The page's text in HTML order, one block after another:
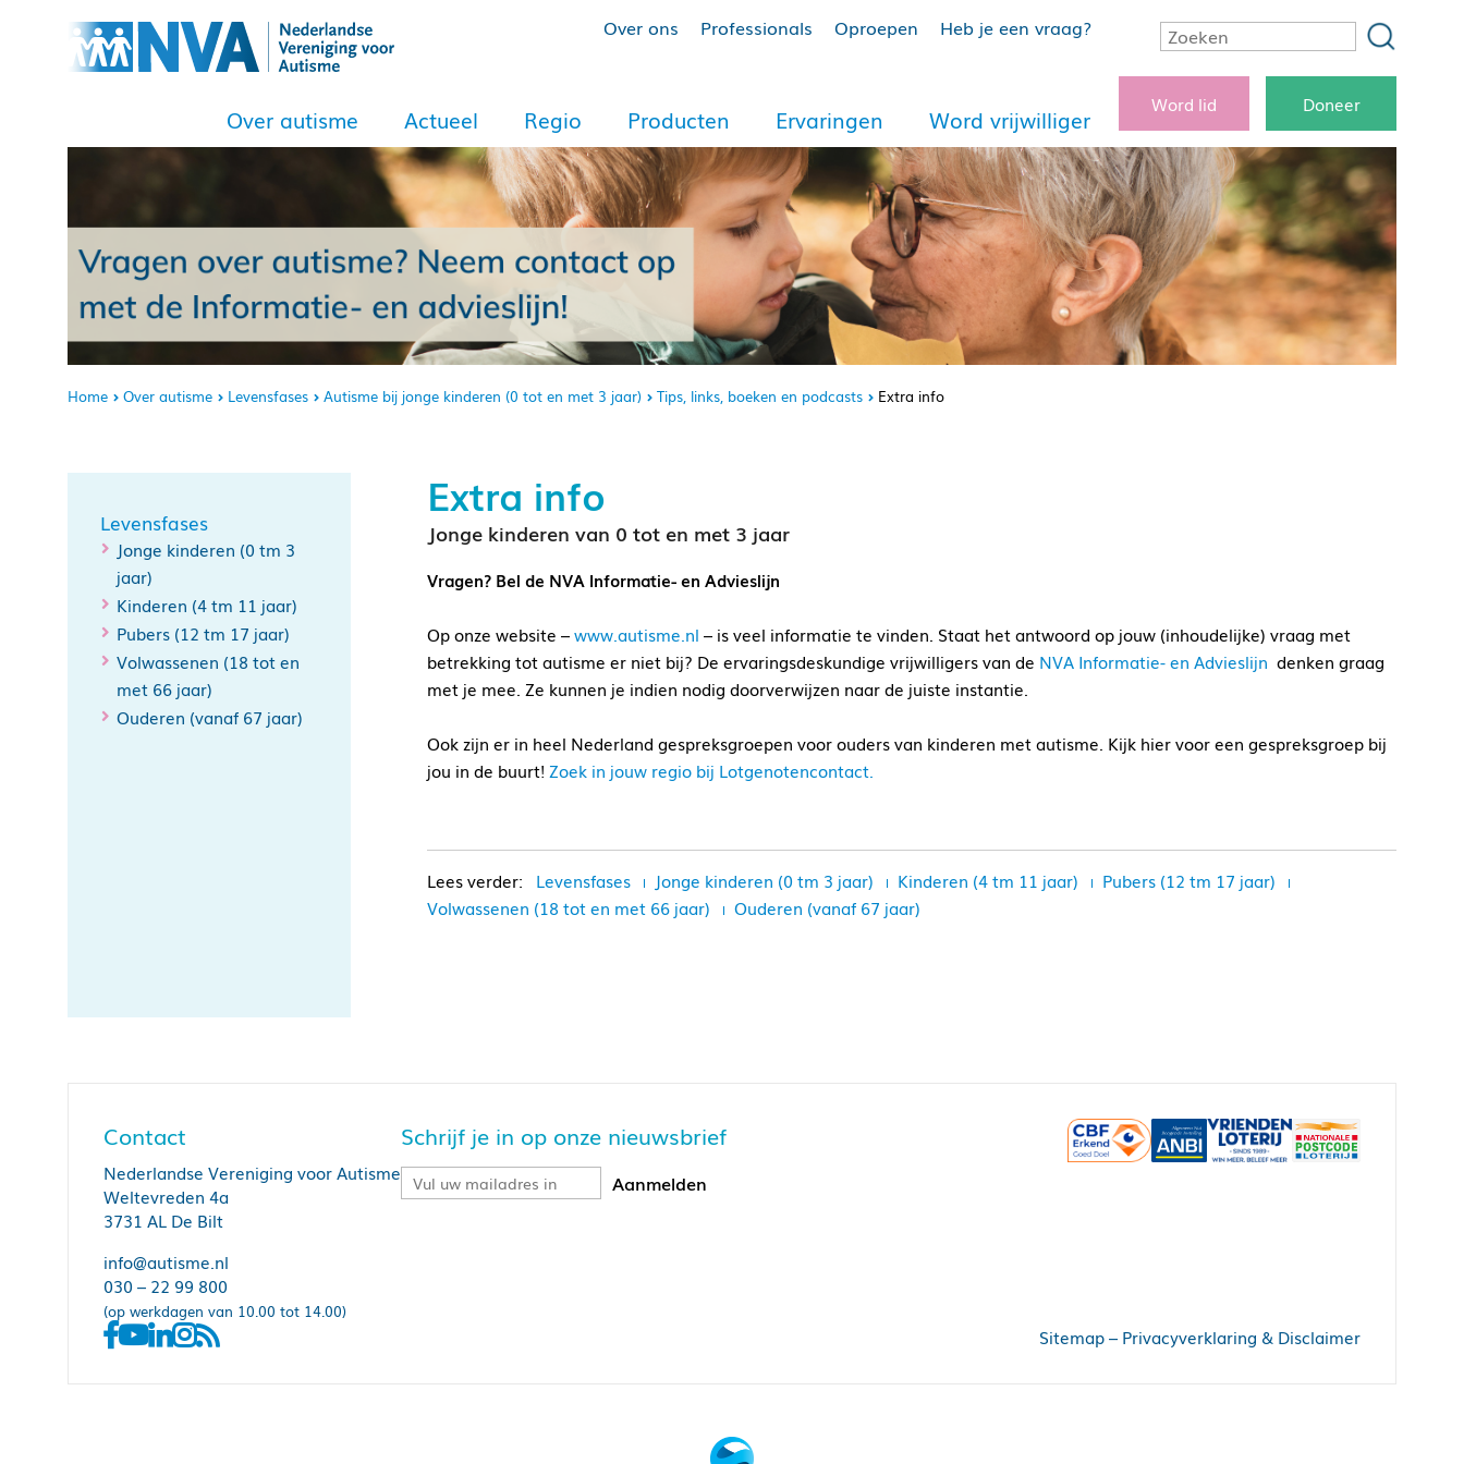
Over ons Professionals Oproepen Heb je een vraag?
Over autisme Actueel Regio Producten Ervaringen Word vrijwilliger
Word lid Doneer
Home Over autisme Levensfases Autisme bij jonge kinderen (0 tot en met 3 jaar) Tips, links, boeken en podcasts Extra info
Levensfases
Jonge kinderen (0 tm 3
jaar)
Kinderen (4 tm 11 jaar)
Pubers (12 tm 17 jaar)
Volwassenen (18 tot en
met 66 jaar)
Ouderen (vanaf 67 jaar)
Extra info
Jonge kinderen van 0 tot en met 3 jaar
Vragen? Bel de NVA Informatie- en Advieslijn
Op onze website –www.autisme.nl – is veel informatie te vinden. Staat het antwoord op jouw (inhoudelijke) vraag met
betrekking tot autisme er niet bij? De ervaringsdeskundige vrijwilligers van de NVA Informatie- en Advieslijn denken graag
met je mee. Ze kunnen je indien nodig doorverwijzen naar de juiste instantie.
Ook zijn er in heel Nederland gespreksgroepen voor ouders van kinderen met autisme. Kijk hier voor een gespreksgroep bij
jou in de buurt! Zoek in jouw regio bij Lotgenotencontact.
Levensfases Jonge kinderen (0 tm 3 jaar) Kinderen (4 tm 11 jaar)
Pubers (12 tm 17 jaar)
Volwassenen (18 tot en met 66 jaar)
Ouderen (vanaf 67 jaar)
Contact
Nederlandse Vereniging voor Autisme
Weltevreden 4a
3731 AL De Bilt
info@autisme.nl
030 – 22 99 800
(op werkdagen van 10.00 tot 14.00)
Schrijf je in op onze nieuwsbrief
Sitemap– Privacyverklaring & Disclaimer